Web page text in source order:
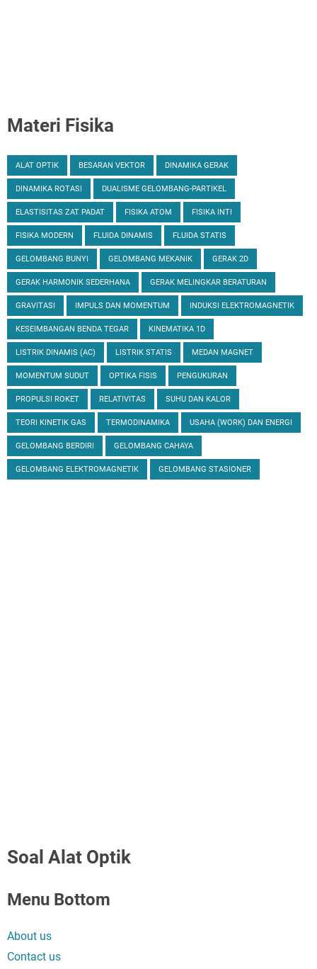
Materi Fisika
ALAT OPTIK BESARAN VEKTOR DINAMIKA GERAK
DINAMIKA ROTASI DUALISME GELOMBANG-PARTIKEL
ELASTISITAS ZAT PADAT FISIKA ATOM FISIKA INTI
FISIKA MODERN FLUIDA DINAMIS FLUIDA STATIS
GELOMBANG BUNYI GELOMBANG MEKANIK GERAK 2D
GERAK HARMONIK SEDERHANA GERAK MELINGKAR BERATURAN
GRAVITASI IMPULS DAN MOMENTUM INDUKSI ELEKTROMAGNETIK
KESEIMBANGAN BENDA TEGAR KINEMATIKA 1D
LISTRIK DINAMIS (AC) LISTRIK STATIS MEDAN MAGNET
MOMENTUM SUDUT OPTIKA FISIS PENGUKURAN
PROPULSI ROKET RELATIVITAS SUHU DAN KALOR
TEORI KINETIK GAS TERMODINAMIKA USAHA (WORK) DAN ENERGI
GELOMBANG BERDIRI GELOMBANG CAHAYA
GELOMBANG ELEKTROMAGNETIK GELOMBANG STASIONER
Soal Alat Optik
Menu Bottom
About us
Contact us